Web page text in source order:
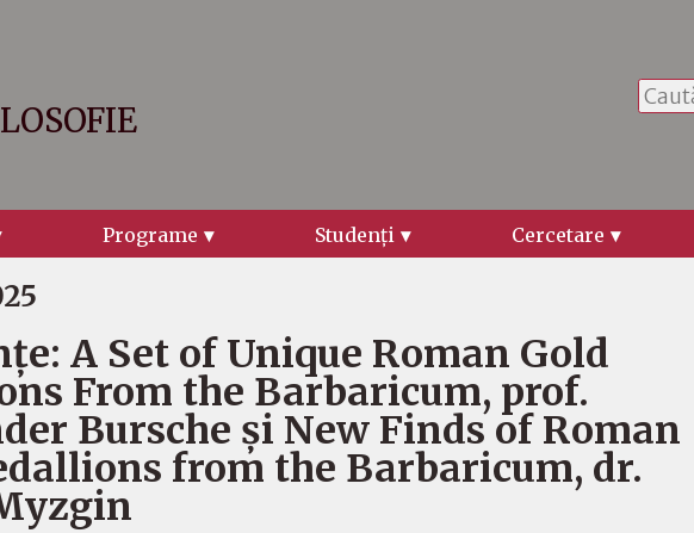
Programe Studenţi Cercetare
A Set of Unique Roman Gold
From the Barbaricum, prof.
Bursche și New Finds of Roman
from the Barbaricum, dr.